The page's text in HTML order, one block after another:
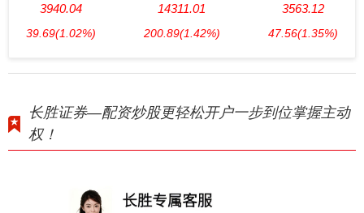
3940.04
39.69(1.02%)
14311.01
200.89(1.42%)
3563.12
47.56(1.35%)
长胜证券—配资炒股更轻松开户一步到位掌握主动
权！